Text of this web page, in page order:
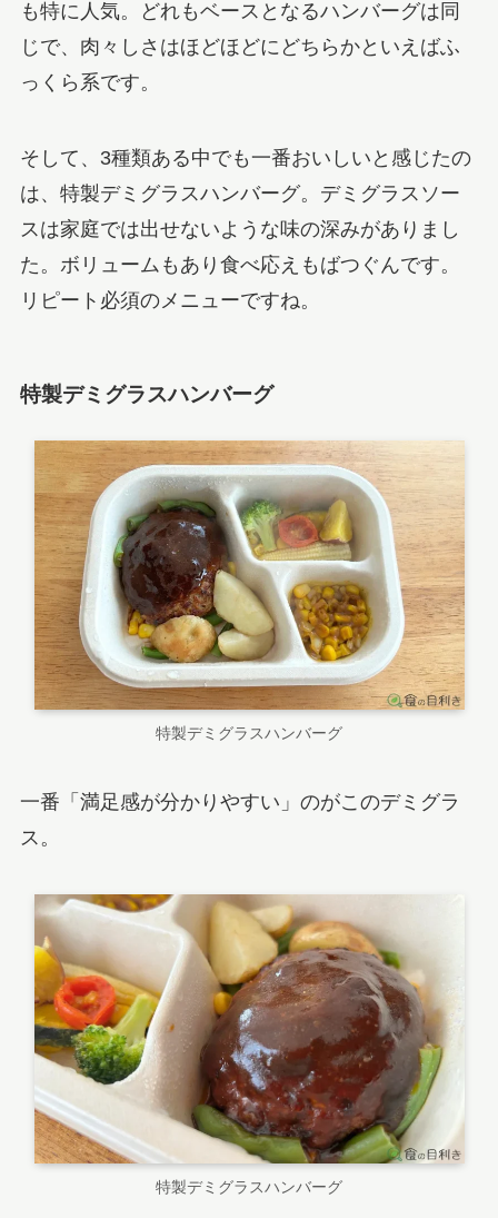
も特に人気。どれもベースとなるハンバーグは同
じで、肉々しさはほどほどにどちらかといえばふ
っくら系です。
そして、3種類ある中でも一番おいしいと感じたの
は、特製デミグラスハンバーグ。デミグラスソー
スは家庭では出せないような味の深みがありまし
た。ボリュームもあり食べ応えもばつぐんです。
リピート必須のメニューですね。
特製デミグラスハンバーグ
特製デミグラスハンバーグ
一番「満足感が分かりやすい」のがこのデミグラ
ス。
特製デミグラスハンバーグ